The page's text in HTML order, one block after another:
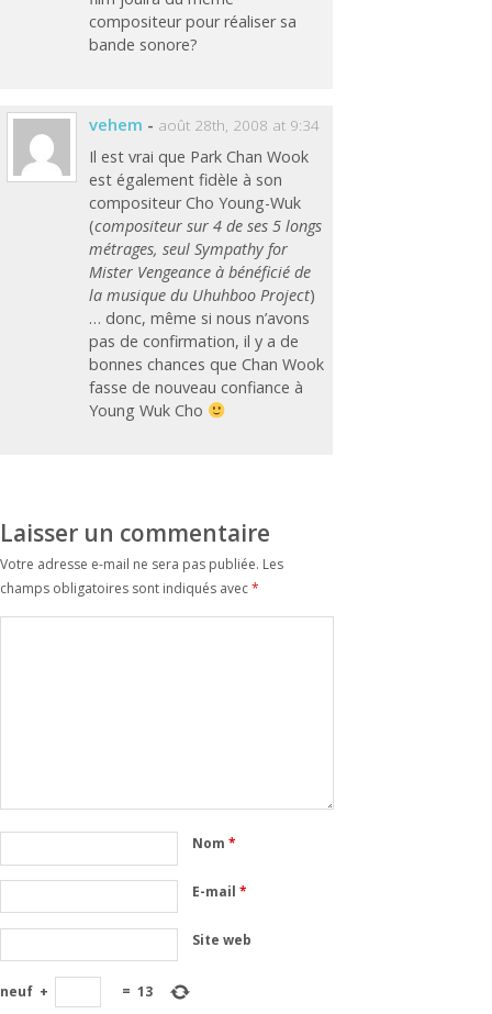
compositeur pour réaliser sa
bande sonore?
vehem - août 28th, 2008 at 9:34
Il est vrai que Park Chan Wook
est également fidèle à son
compositeur Cho Young-Wuk
(compositeur sur 4 de ses 5 longs
métrages, seul Sympathy for
Mister Vengeance à bénéficié de
la musique du Uhuhboo Project)
… donc, même si nous n’avons
pas de confirmation, il y a de
bonnes chances que Chan Wook
fasse de nouveau confiance à
Young Wuk Cho
Laisser un commentaire
Votre adresse e-mail ne sera pas publiée. Les
champs obligatoires sont indiqués avec*
Nom*
E-mail*
Site web
neuf + = 13